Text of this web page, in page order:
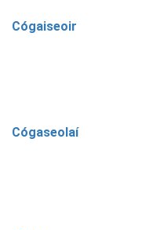
Cógaiseoir
Cógaseolaí